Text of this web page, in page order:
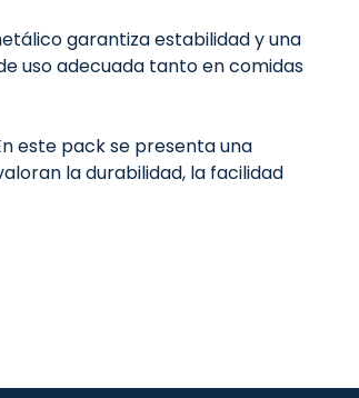
garantiza estabilidad y una
uso adecuada tanto en comidas
este pack se presenta una
la durabilidad, la facilidad